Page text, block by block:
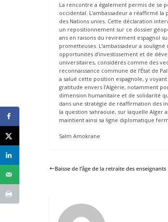
La rencontre a également permis de se
occidental. L’ambassadeur a réaffirmé
des Nations unies. Cette déclaration
un repositionnement sur ce dossier
ans en raisons du revirement espagnol
prometteuses. L’ambassadeur a
opportunités d’investissement et de
universitaires, considérés comme des
reconnaissance commune de l’État de
a salué cette position espagnole, y
gratitude envers l’Algérie, notamment
dimension humanitaire et de solidarité
dans une stratégie de réaffirmation des
la question sahraouie, sur laquelle Alger
maintient ainsi sa ligne diplomatique
Salm Amokrane
Baisse de l’âge de la retraite des enseignants